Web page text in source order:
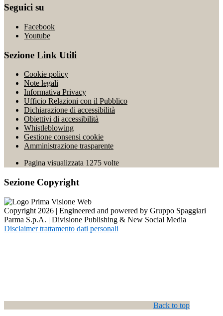
Seguici su
Facebook
Youtube
Sezione Link Utili
Cookie policy
Note legali
Informativa Privacy
Ufficio Relazioni con il Pubblico
Dichiarazione di accessibilità
Obiettivi di accessibilità
Whistleblowing
Gestione consensi cookie
Amministrazione trasparente
Pagina visualizzata 1275 volte
Sezione Copyright
Copyright 2026 | Engineered and powered by Gruppo Spaggiari
Parma S.p.A. | Divisione Publishing & New Social Media
Disclaimer trattamento dati personali
Back to top